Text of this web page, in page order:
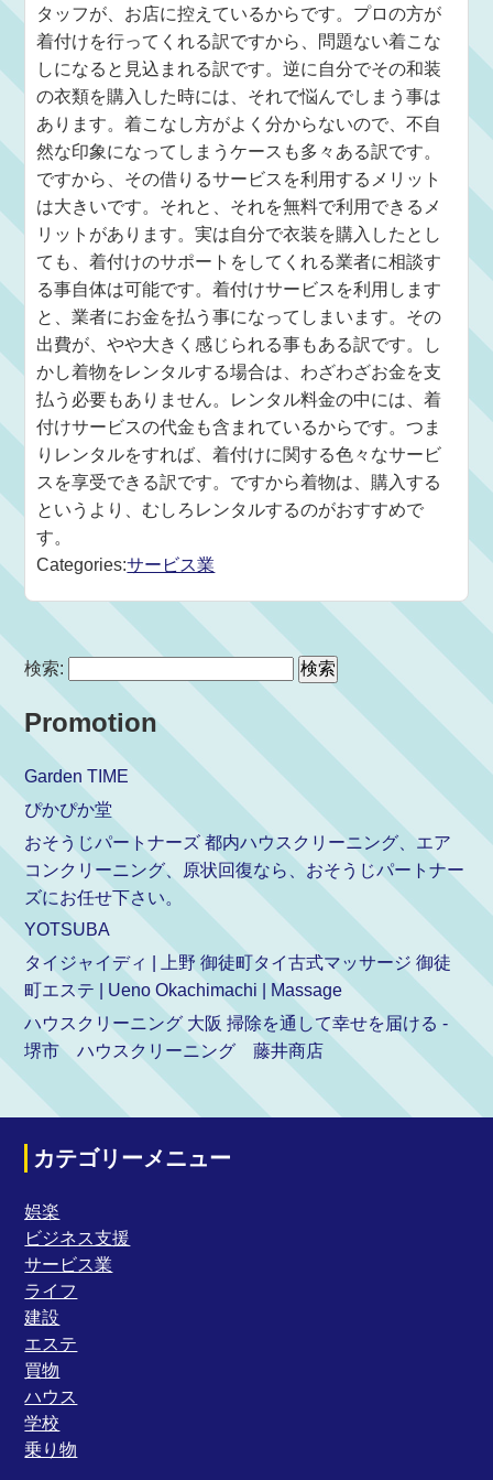
タッフが、お店に控えているからです。プロの方が
着付けを行ってくれる訳ですから、問題ない着こな
しになると見込まれる訳です。逆に自分でその和装
の衣類を購入した時には、それで悩んでしまう事は
あります。着こなし方がよく分からないので、不自
然な印象になってしまうケースも多々ある訳です。
ですから、その借りるサービスを利用するメリット
は大きいです。それと、それを無料で利用できるメ
リットがあります。実は自分で衣装を購入したとし
ても、着付けのサポートをしてくれる業者に相談す
る事自体は可能です。着付けサービスを利用します
と、業者にお金を払う事になってしまいます。その
出費が、やや大きく感じられる事もある訳です。し
かし着物をレンタルする場合は、わざわざお金を支
払う必要もありません。レンタル料金の中には、着
付けサービスの代金も含まれているからです。つま
りレンタルをすれば、着付けに関する色々なサービ
スを享受できる訳です。ですから着物は、購入する
というより、むしろレンタルするのがおすすめで
す。
Categories:サービス業
検索:
Promotion
Garden TIME
ぴかぴか堂
おそうじパートナーズ 都内ハウスクリーニング、エア
コンクリーニング、原状回復なら、おそうじパートナー
ズにお任せ下さい。
YOTSUBA
タイジャイディ | 上野 御徒町タイ古式マッサージ 御徒
町エステ | Ueno Okachimachi | Massage
ハウスクリーニング 大阪 掃除を通して幸せを届ける -
堺市 ハウスクリーニング 藤井商店
カテゴリーメニュー
娯楽
ビジネス支援
サービス業
ライフ
建設
エステ
買物
ハウス
学校
乗り物